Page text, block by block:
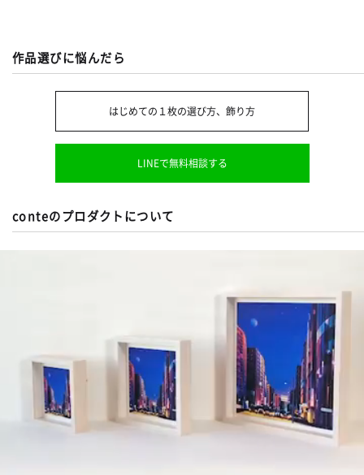
作品選びに悩んだら
はじめての１枚の選び方、飾り方
LINEで無料相談する
conteのプロダクトについて